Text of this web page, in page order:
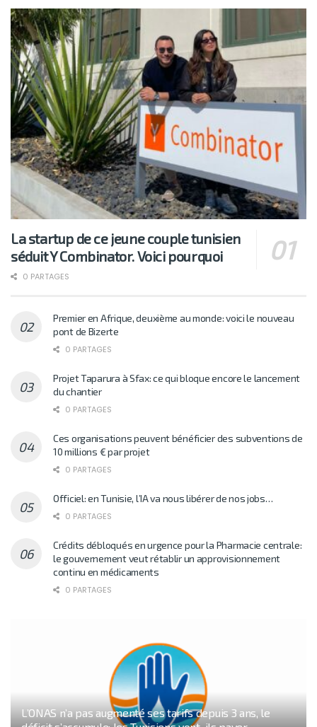
La startup de ce jeune couple tunisien
séduit Y Combinator. Voici pourquoi
0 PARTAGES
Premier en Afrique, deuxième au monde: voici le nouveau
pont de Bizerte
0 PARTAGES
Projet Taparura à Sfax: ce qui bloque encore le lancement
du chantier
0 PARTAGES
Ces organisations peuvent bénéficier des subventions de
10 millions € par projet
0 PARTAGES
Officiel: en Tunisie, l’IA va nous libérer de nos jobs…
0 PARTAGES
Crédits débloqués en urgence pour la Pharmacie centrale:
le gouvernement veut rétablir un approvisionnement
continu en médicaments
0 PARTAGES
L’ONAS n’a pas augmenté ses tarifs depuis 3 ans, le